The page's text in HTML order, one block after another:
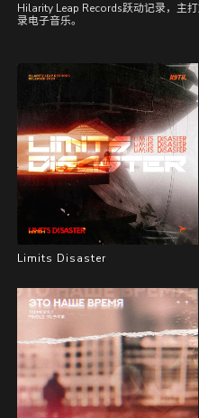
Hilarity Leap Records跃动记录，主
录电子音乐。
Limits Disaster